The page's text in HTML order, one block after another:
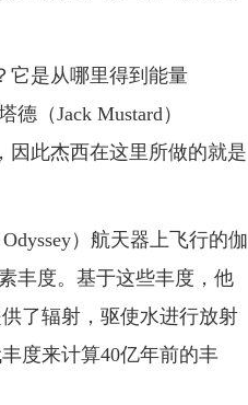
它是从哪里得到能量
（Jack Mustard）
因此杰西在这里所做的就是
）航天器上飞行的伽
丰度。基于这些丰度，他
了辐射，驱使水进行放射
度来计算40亿年前的丰